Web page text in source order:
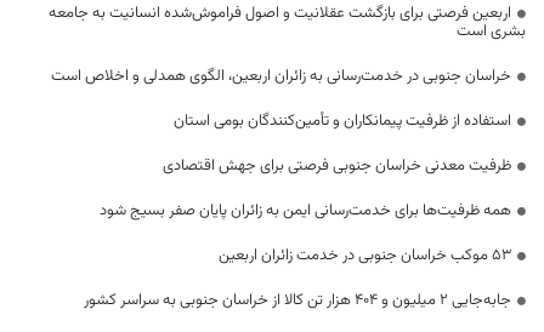
اربعین فرصتی برای بازگشت عقلانیت و اصول فراموش‌شده انسانیت به جامعه
بشری است
خراسان جنوبی در خدمت‌رسانی به زائران اربعین، الگوی همدلی و اخلاص است
استفاده از ظرفیت پیمانکاران و تأمین‌کنندگان بومی استان
ظرفیت معدنی خراسان جنوبی فرصتی برای جهش اقتصادی
همه ظرفیت‌ها برای خدمت‌رسانی ایمن به زائران پایان صفر بسیج شود
53 موکب خراسان جنوبی در خدمت زائران اربعین
جابه‌جایی 2 میلیون و 404 هزار تن کالا از خراسان جنوبی به سراسر کشور